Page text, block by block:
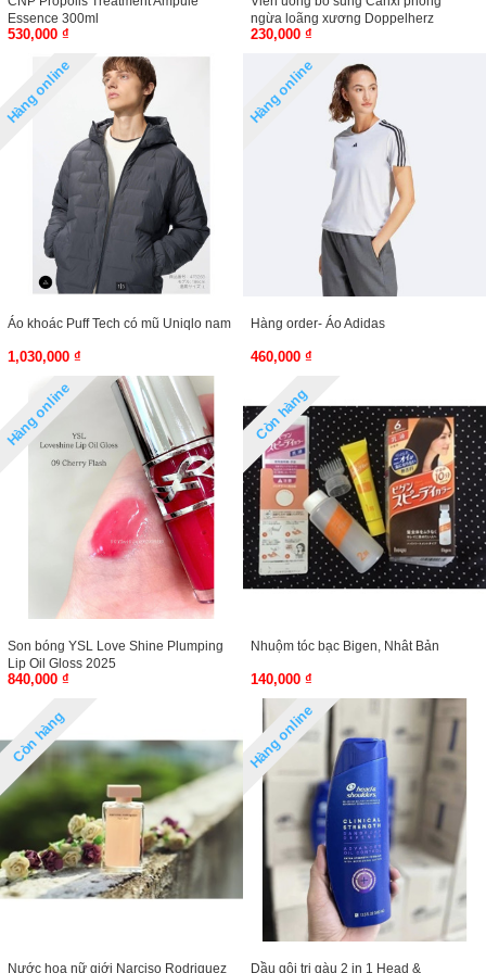
Essence 300ml
530,000 ₫
ngừa loãng xương Doppelherz
Magnesium + Calcium + D3 (Hộp 30
230,000 ₫
Hàng online
Áo khoác Puff Tech có mũ Uniqlo nam
1,030,000 ₫
Hàng online
Hàng order- Áo Adidas
460,000 ₫
Hàng online
Son bóng YSL Love Shine Plumping
Lip Oil Gloss 2025
840,000 ₫
Còn hàng
Nhuộm tóc bạc Bigen, Nhât Bản
140,000 ₫
Còn hàng
Nước hoa nữ giới Narciso Rodriguez
Hàng online
Dầu gội trị gàu 2 in 1 Head &